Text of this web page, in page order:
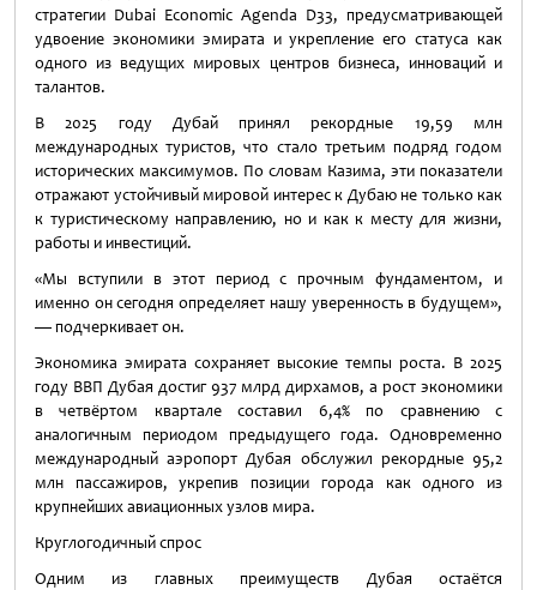
стратегии Dubai Economic Agenda D33, предусматривающей
удвоение экономики эмирата и укрепление его статуса как
одного из ведущих мировых центров бизнеса, инноваций и
талантов.
В 2025 году Дубай принял рекордные 19,59 млн
международных туристов, что стало третьим подряд годом
исторических максимумов. По словам Казима, эти показатели
отражают устойчивый мировой интерес к Дубаю не только как
к туристическому направлению, но и как к месту для жизни,
работы и инвестиций.
«Мы вступили в этот период с прочным фундаментом, и
именно он сегодня определяет нашу уверенность в будущем»,
— подчеркивает он.
Экономика эмирата сохраняет высокие темпы роста. В 2025
году ВВП Дубая достиг 937 млрд дирхамов, а рост экономики
в четвёртом квартале составил 6,4% по сравнению с
аналогичным периодом предыдущего года. Одновременно
международный аэропорт Дубая обслужил рекордные 95,2
млн пассажиров, укрепив позиции города как одного из
крупнейших авиационных узлов мира.
Круглогодичный спрос
Одним из главных преимуществ Дубая остаётся